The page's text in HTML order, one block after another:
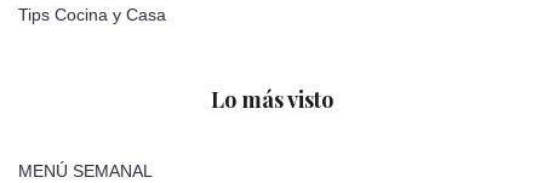
Tips Cocina y Casa
Lo más visto
MENÚ SEMANAL